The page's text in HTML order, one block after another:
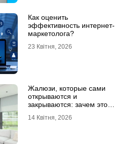
Как оценить
эффективность интернет-
маркетолога?
23 Квітня, 2026
Жалюзи, которые сами
открываются и
закрываются: зачем это
14 Квітня, 2026